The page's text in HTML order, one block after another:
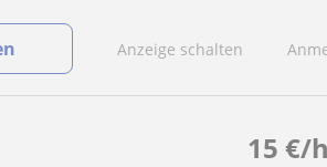
Anzeige schalten
15 €/h